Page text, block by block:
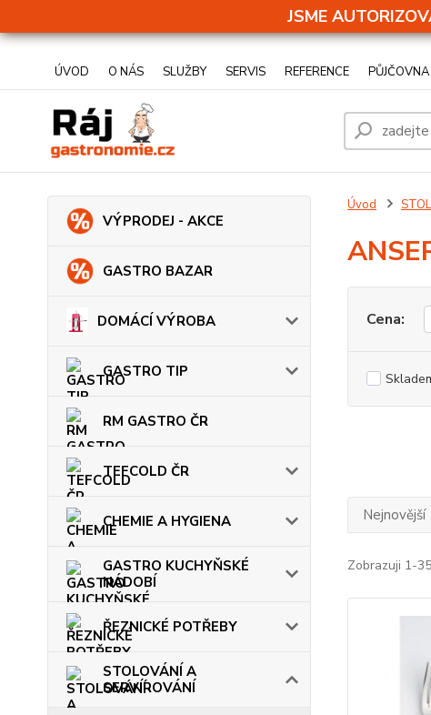
JSME
ÚVOD O NÁS SLUŽBY SERVIS REFERENCE
VÝPRODEJ - AKCE
GASTRO BAZAR
DOMÁCÍ VÝROBA
GASTRO TIP
RM GASTRO ČR
TEFCOLD ČR
CHEMIE A HYGIENA
GASTRO KUCHYŇSKÉ
NÁDOBÍ
ŘEZNICKÉ POTŘEBY
STOLOVÁNÍ A
SERVÍROVÁNÍ
Úvod
Cena:
Nejnovější
Zobrazuji 1-